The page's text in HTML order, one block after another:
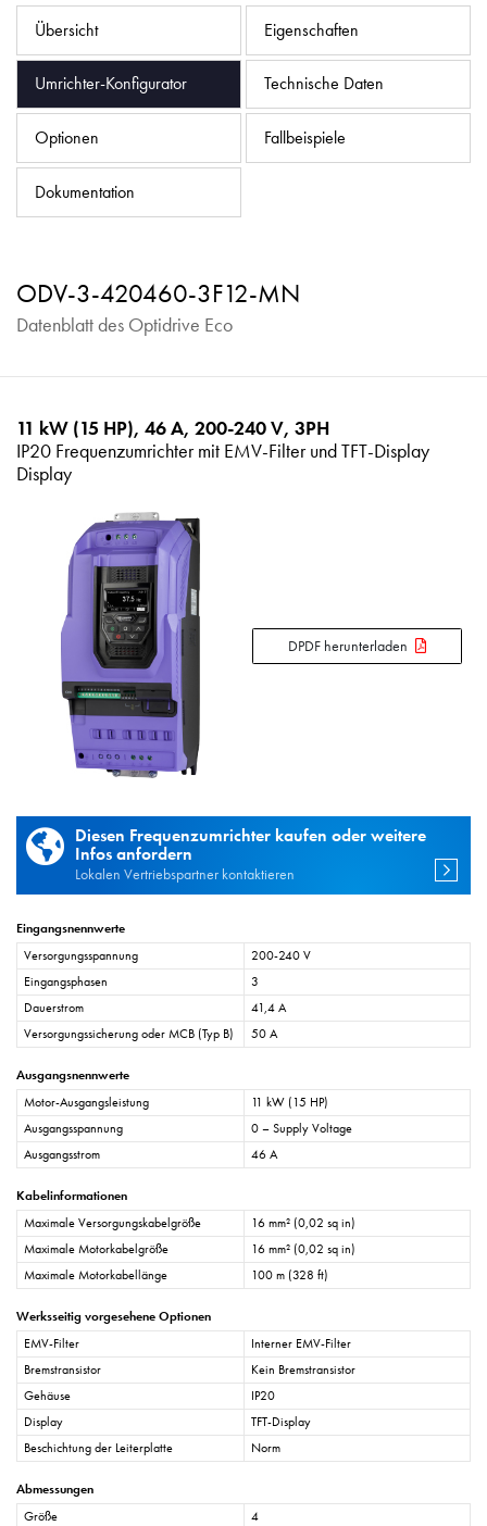
Übersicht Eigenschaften
Umrichter-Konfigurator Technische Daten
Optionen Fallbeispiele
Dokumentation
ODV-3-420460-3F12-MN
Datenblatt des Optidrive Eco
11 kW (15 HP), 46 A, 200-240 V, 3PH
IP20 Frequenzumrichter mit EMV-Filter und TFT-Display
Display
DPDF herunterladen
Diesen Frequenzumrichter kaufen oder weitere
Infos anfordern
Lokalen Vertriebspartner kontaktieren
Eingangsnennwerte
Versorgungsspannung
200-240 V
Eingangsphasen
3
Dauerstrom
41,4 A
Versorgungssicherung oder MCB (Typ B)
50 A
Ausgangsnennwerte
Motor-Ausgangsleistung
11 kW (15 HP)
Ausgangsspannung
0 – Supply Voltage
Ausgangsstrom
46 A
Kabelinformationen
Maximale Versorgungskabelgröße
16 mm² (0,02 sq in)
Maximale Motorkabelgröße
16 mm² (0,02 sq in)
Maximale Motorkabellänge
100 m (328 ft)
Werksseitig vorgesehene Optionen
EMV-Filter
Interner EMV-Filter
Bremstransistor
Kein Bremstransistor
Gehäuse
IP20
Display
TFT-Display
Beschichtung der Leiterplatte
Norm
Abmessungen
Größe
4
Datenschutzrichtlinie
Sitemap